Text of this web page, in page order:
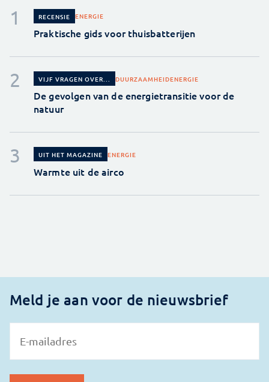
RECENSIE ENERGIE
Praktische gids voor thuisbatterijen
VIJF VRAGEN OVER... DUURZAAMHEIDENERGIE
De gevolgen van de energietransitie voor de
natuur
UIT HET MAGAZINE ENERGIE
Warmte uit de airco
Meld je aan voor de nieuwsbrief